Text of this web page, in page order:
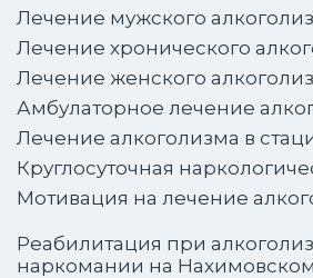
Лечение мужского
Лечение хронического
Лечение женского
Амбулаторное лечение
Лечение алкоголизма в
Круглосуточная
Мотивация на лечение
Реабилитация при
наркомании на